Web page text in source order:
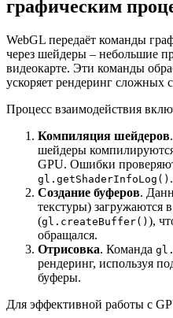
графическим
WebGL передаёт команды
через шейдеры – небольшие
видеокарте. Эти команды
ускоряет рендеринг сложных
Процесс взаимодействия
Компиляция шейдеров
шейдеры
GPU. Ошибки
gl.getShaderInfoLog() .
Создание буферов.
текстуры) загружаются
(gl.createBuffer() ),
обращался.
Отрисовка. Команда
рендеринг, используя
буферы.
Для эффективной работы с